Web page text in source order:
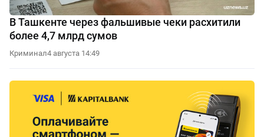
В Ташкенте через фальшивые чеки расхитили
более 4,7 млрд сумов
Криминал4 августа 14:49